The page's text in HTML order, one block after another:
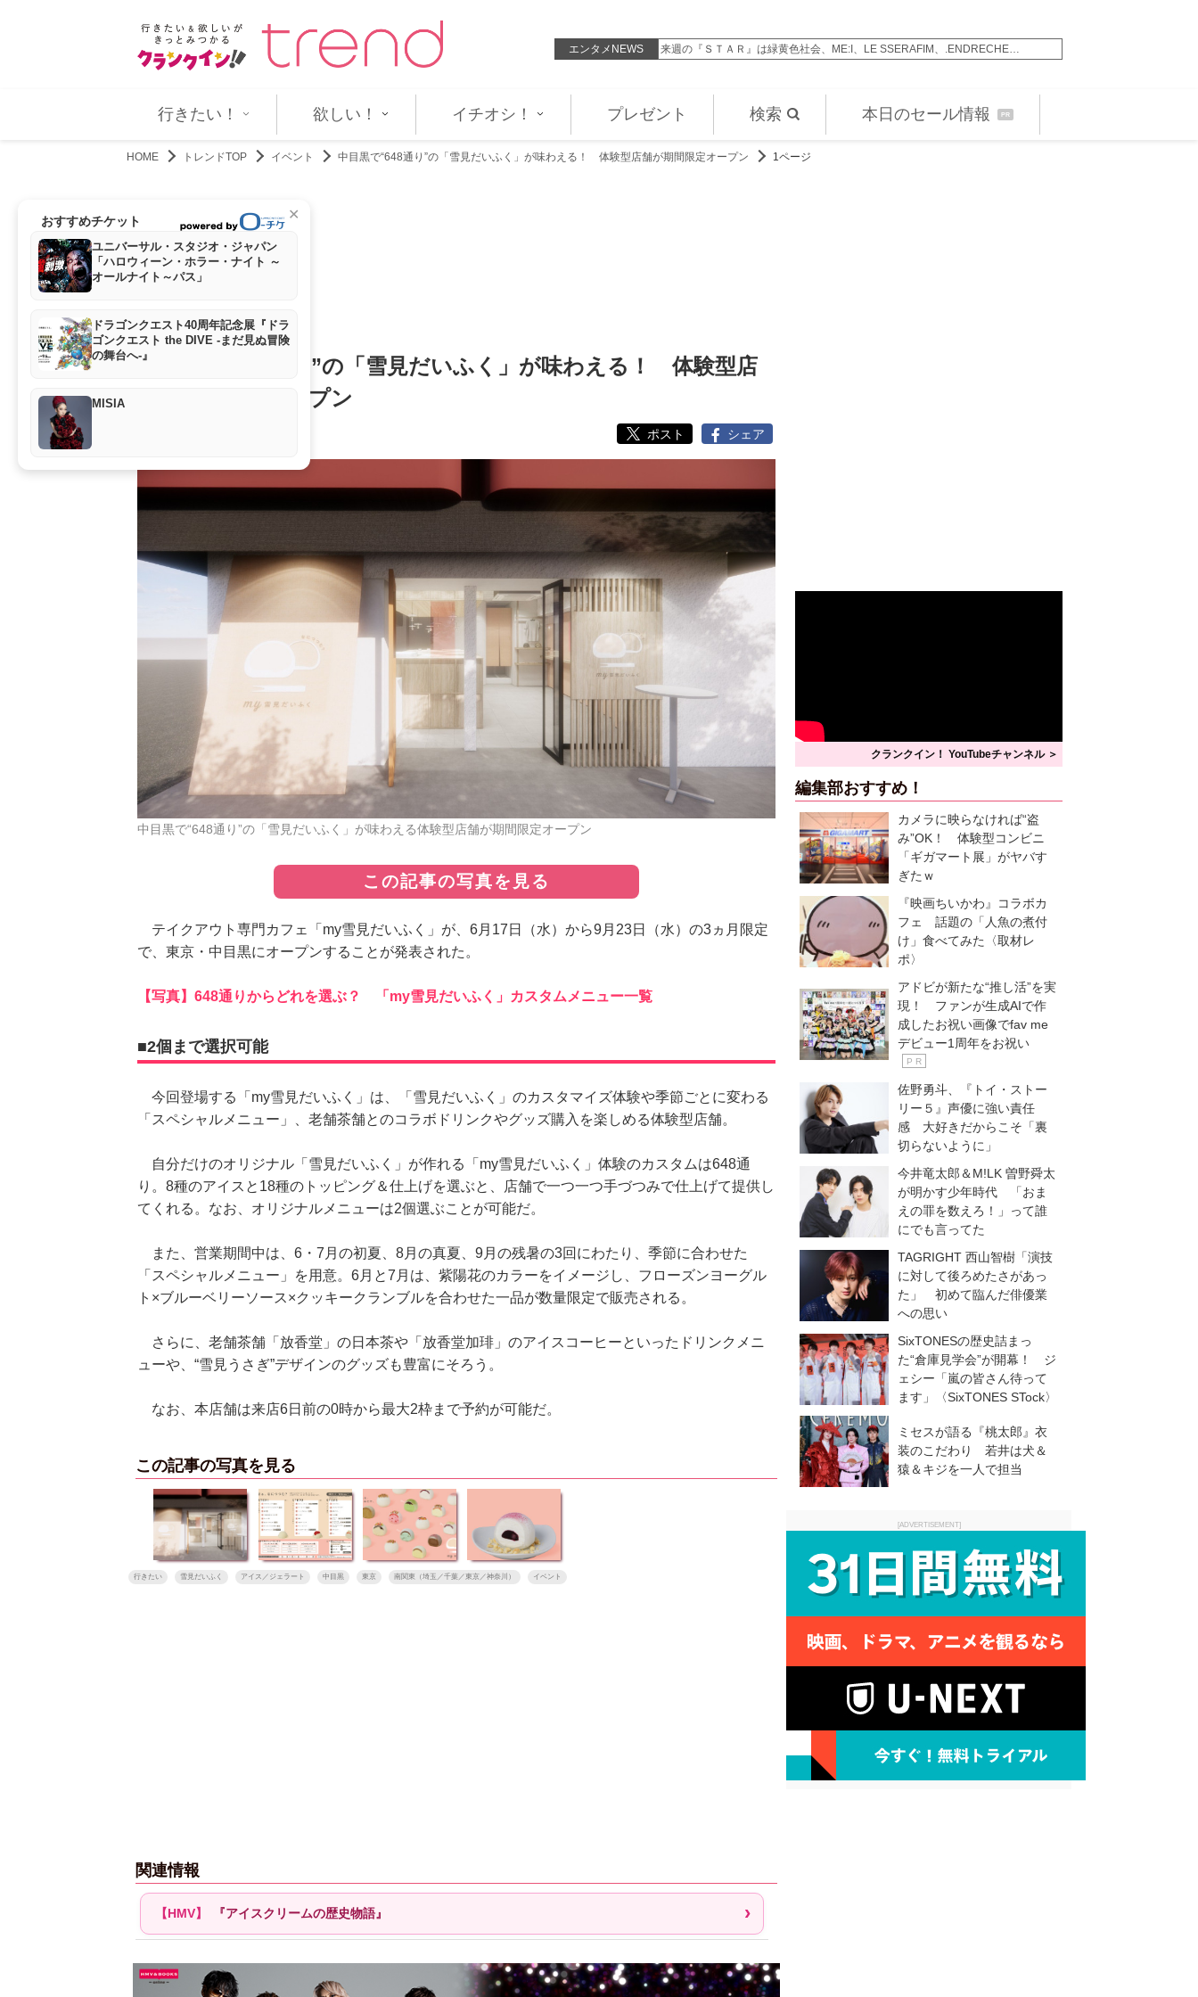
エンタメNEWS
性を叩きなおす！ 『男磨… LDHアーティスト20組が集結！ 『LDH LIVE‐EXPO』史上初の国立競… 来週の『ＳＴＡＲ』は緑黄色社会、ME:I、LE SSERAFIM、.ENDRECHE…
行きたい！ 欲しい！ イチオシ！ プレゼント 検索 本日のセール情報 PR
HOME トレンドTOP イベント 中目黒で“648通り”の「雪見だいふく」が味わえる！ 体験型店舗が期間限定オープン 1ページ
✕
おすすめチケット
ユニバーサル・スタジオ・ジャパン
「ハロウィーン・ホラー・ナイト ～
オールナイト～パス」
ドラゴンクエスト40周年記念展『ドラ
ゴンクエスト the DIVE -まだ見ぬ冒険
の舞台へ-』
MISIA
中目黒で“648通り”の「雪見だいふく」が味わえる！ 体験型店
舗が期間限定オープン
ポスト シェア
中目黒で“648通り”の「雪見だいふく」が味わえる体験型店舗が期間限定オープン
この記事の写真を見る
テイクアウト専門カフェ「my雪見だいふく」が、6月17日（水）から9月23日（水）の3ヵ月限定
で、東京・中目黒にオープンすることが発表された。
【写真】648通りからどれを選ぶ？ 「my雪見だいふく」カスタムメニュー一覧
■2個まで選択可能
今回登場する「my雪見だいふく」は、「雪見だいふく」のカスタマイズ体験や季節ごとに変わる
「スペシャルメニュー」、老舗茶舗とのコラボドリンクやグッズ購入を楽しめる体験型店舗。
自分だけのオリジナル「雪見だいふく」が作れる「my雪見だいふく」体験のカスタムは648通
り。8種のアイスと18種のトッピング＆仕上げを選ぶと、店舗で一つ一つ手づつみで仕上げて提供し
てくれる。なお、オリジナルメニューは2個選ぶことが可能だ。
また、営業期間中は、6・7月の初夏、8月の真夏、9月の残暑の3回にわたり、季節に合わせた
「スペシャルメニュー」を用意。6月と7月は、紫陽花のカラーをイメージし、フローズンヨーグル
ト×ブルーベリーソース×クッキークランブルを合わせた一品が数量限定で販売される。
さらに、老舗茶舗「放香堂」の日本茶や「放香堂加琲」のアイスコーヒーといったドリンクメニ
ューや、“雪見うさぎ”デザインのグッズも豊富にそろう。
なお、本店舗は来店6日前の0時から最大2枠まで予約が可能だ。
この記事の写真を見る
行きたい 雪見だいふく アイス／ジェラート 中目黒 東京 南関東（埼玉／千葉／東京／神奈川） イベント
関連情報
『アイスクリームの歴史物語』
クランクイン！ YouTubeチャンネル ＞
編集部おすすめ！
カメラに映らなければ“盗
み”OK！ 体験型コンビニ
「ギガマート展」がヤバす
ぎたｗ
『映画ちいかわ』コラボカ
フェ 話題の「人魚の煮付
け」食べてみた〈取材レ
ポ〉
アドビが新たな“推し活”を実
現！ ファンが生成AIで作
成したお祝い画像でfav me
デビュー1周年をお祝い
P R
佐野勇斗、『トイ・ストー
リー５』声優に強い責任
感 大好きだからこそ「裏
切らないように」
今井竜太郎＆M!LK 曽野舜太
が明かす少年時代 「おま
えの罪を数えろ！」って誰
にでも言ってた
TAGRIGHT 西山智樹「演技
に対して後ろめたさがあっ
た」 初めて臨んだ俳優業
への思い
SixTONESの歴史詰まっ
た“倉庫見学会”が開幕！ ジ
ェシー「嵐の皆さん待って
ます」〈SixTONES STock〉
ミセスが語る『桃太郎』衣
装のこだわり 若井は犬＆
猿＆キジを一人で担当
[ADVERTISEMENT]